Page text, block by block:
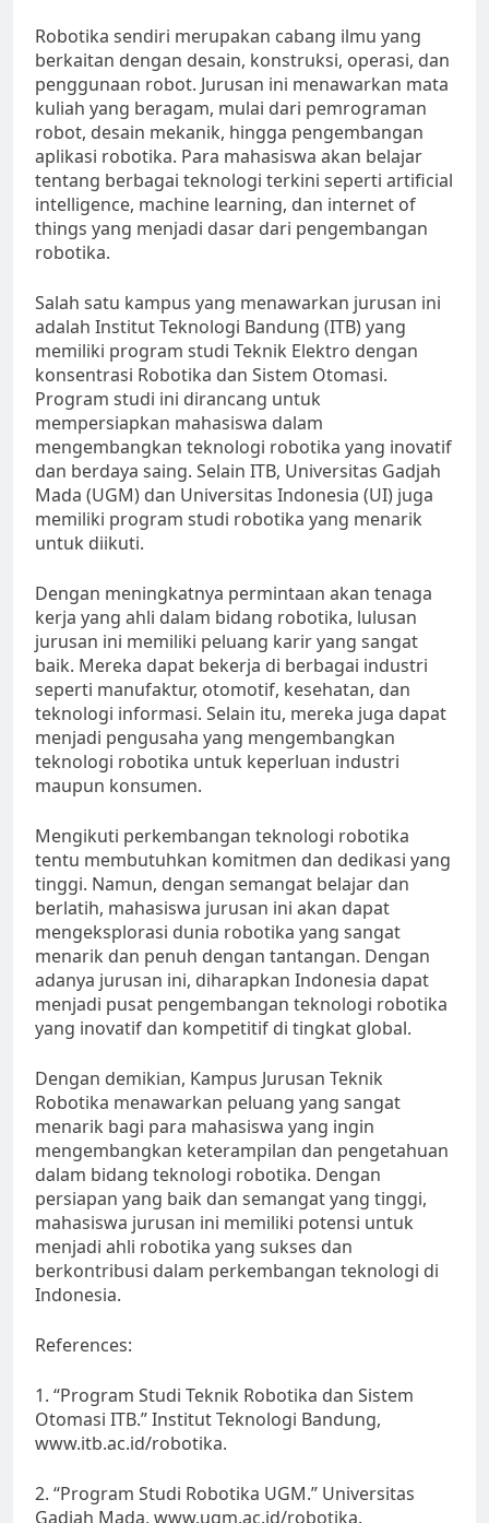
Robotika sendiri merupakan cabang ilmu yang
berkaitan dengan desain, konstruksi, operasi, dan
penggunaan robot. Jurusan ini menawarkan mata
kuliah yang beragam, mulai dari pemrograman
robot, desain mekanik, hingga pengembangan
aplikasi robotika. Para mahasiswa akan belajar
tentang berbagai teknologi terkini seperti artificial
intelligence, machine learning, dan internet of
things yang menjadi dasar dari pengembangan
robotika.
Salah satu kampus yang menawarkan jurusan ini
adalah Institut Teknologi Bandung (ITB) yang
memiliki program studi Teknik Elektro dengan
konsentrasi Robotika dan Sistem Otomasi.
Program studi ini dirancang untuk
mempersiapkan mahasiswa dalam
mengembangkan teknologi robotika yang inovatif
dan berdaya saing. Selain ITB, Universitas Gadjah
Mada (UGM) dan Universitas Indonesia (UI) juga
memiliki program studi robotika yang menarik
untuk diikuti.
Dengan meningkatnya permintaan akan tenaga
kerja yang ahli dalam bidang robotika, lulusan
jurusan ini memiliki peluang karir yang sangat
baik. Mereka dapat bekerja di berbagai industri
seperti manufaktur, otomotif, kesehatan, dan
teknologi informasi. Selain itu, mereka juga dapat
menjadi pengusaha yang mengembangkan
teknologi robotika untuk keperluan industri
maupun konsumen.
Mengikuti perkembangan teknologi robotika
tentu membutuhkan komitmen dan dedikasi yang
tinggi. Namun, dengan semangat belajar dan
berlatih, mahasiswa jurusan ini akan dapat
mengeksplorasi dunia robotika yang sangat
menarik dan penuh dengan tantangan. Dengan
adanya jurusan ini, diharapkan Indonesia dapat
menjadi pusat pengembangan teknologi robotika
yang inovatif dan kompetitif di tingkat global.
Dengan demikian, Kampus Jurusan Teknik
Robotika menawarkan peluang yang sangat
menarik bagi para mahasiswa yang ingin
mengembangkan keterampilan dan pengetahuan
dalam bidang teknologi robotika. Dengan
persiapan yang baik dan semangat yang tinggi,
mahasiswa jurusan ini memiliki potensi untuk
menjadi ahli robotika yang sukses dan
berkontribusi dalam perkembangan teknologi di
Indonesia.
References:
1. “Program Studi Teknik Robotika dan Sistem
Otomasi ITB.” Institut Teknologi Bandung,
www.itb.ac.id/robotika.
2. “Program Studi Robotika UGM.” Universitas
Gadjah Mada, www.ugm.ac.id/robotika.